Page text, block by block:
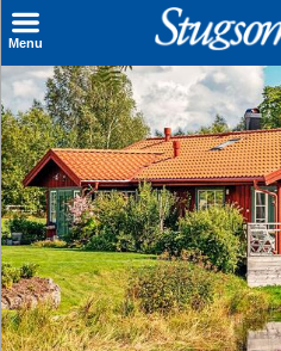
Menu
Sök stuga
Sista Minuten
Genvägar
Inspiration
Kontakt
Husägare